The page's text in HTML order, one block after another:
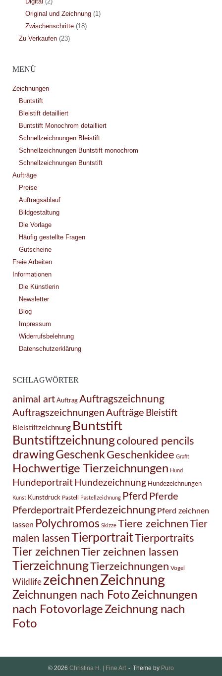
Original und Zeichnung(1)
Zwischenschritte(18)
Zu Verkaufen(23)
MENÜ
Zeichnungen
Buntstift
Bleistift detailliert
Buntstift Monochrom detailliert
Schnellzeichnungen Bleistift
Schnellzeichnungen Buntstift monochrom
Schnellzeichnungen Buntstift
Aufträge
Preise
Auftragsablauf
Bildgestaltung
Die Vorlage
Häufig gestellte Fragen
Gutscheine
Freie Arbeiten
Informationen
Die Künstlerin
Newsletter
Blog
Impressum
Widerrufsbelehrung
Datenschutzerklärung
SCHLAGWÖRTER
animal art Auftrag Auftragszeichnung
Auftragszeichnungen Aufträge Bleistift
Bleistiftzeichnung Buntstift
Buntstiftzeichnungcoloured pencils
drawingGeschenkGeschenkidee Grafit
Hochwertige Tierzeichnungen Hund
Hundeportrait Hundezeichnung Hundezeichnungen
Kunst Kunstdruck Pastell Pastellzeichnung Pferd Pferde
Pferdeportrait Pferdezeichnung Pferd zeichnen
lassen Polychromos Skizze Tiere zeichnenTier
malen lassenTierportraitTierportraits
Tier zeichnenTier zeichnen lassen
TierzeichnungTierzeichnungen Vogel
WildlifezeichnenZeichnung
Zeichnungen nach FotoZeichnungen
nach FotovorlageZeichnung nach
Foto
© 2026 Christina H. | Fine Art Theme by Puro